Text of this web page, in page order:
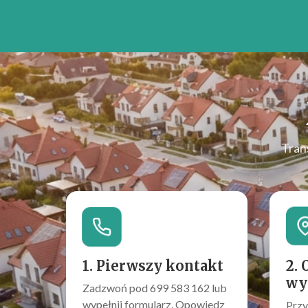
1. Pierwszy kontakt
Zadzwoń pod 699 583 162 lub
wypełnij formularz. Opowiedz
2.